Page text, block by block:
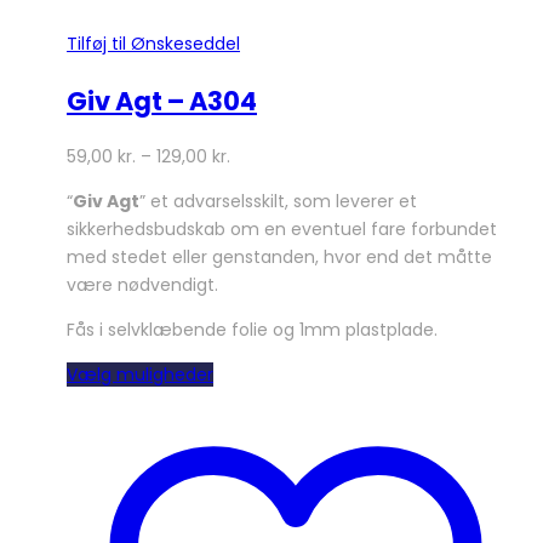
Tilføj til Ønskeseddel
Giv Agt – A304
59,00 kr. – 129,00 kr.
“Giv Agt” et advarselsskilt, som leverer et
sikkerhedsbudskab om en eventuel fare forbundet
med stedet eller genstanden, hvor end det måtte
være nødvendigt.
Fås i selvklæbende folie og 1mm plastplade.
Vælg mulighederDette
flere
varianter.
Mulighederne